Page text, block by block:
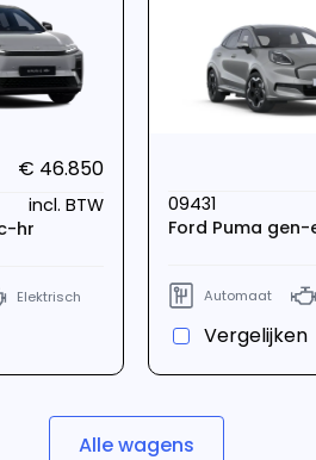
€ 46.850
incl. BTW
hr
Elektrisch
09431
Ford Puma
Automaat
Vergelijken
Alle wagens